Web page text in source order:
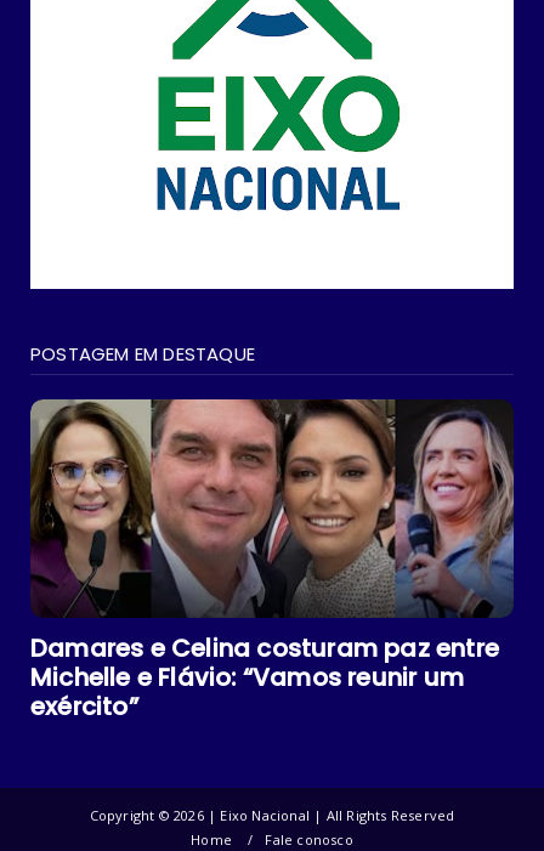
POSTAGEM EM DESTAQUE
Damares e Celina costuram paz entre
Michelle e Flávio: “Vamos reunir um
exército”
Copyright © 2026 | Eixo Nacional | All Rights Reserved
Home
Fale conosco